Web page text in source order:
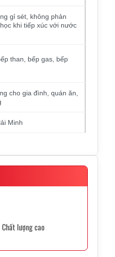
gỉ sét, không phản
khi tiếp xúc với nước
than, bếp gas, bếp
cho gia đình, quán ăn,
Minh
lượng cao